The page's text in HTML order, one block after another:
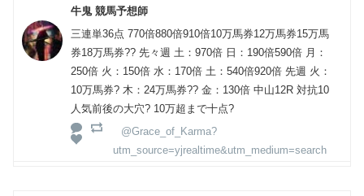
牛鬼 競馬予想師
三連単36点 770倍880倍910倍10万馬券12万馬券15万馬
券18万馬券?? 先々週 土：970倍 日：190倍590倍 月：
250倍 火：150倍 水：170倍 土：540倍920倍 先週 火：
10万馬券? 木：24万馬券?? 金：130倍 中山12R 対抗10
人気前後の大穴? 10万超まで十点?
@Grace_of_Karma?
utm_source=yjrealtime&utm_medium=search